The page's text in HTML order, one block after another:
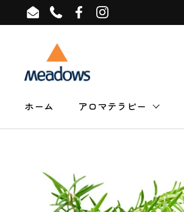
コンテンツへスキップ
EmailPhoneFacebookInstagram
ホーム アロマテラピー